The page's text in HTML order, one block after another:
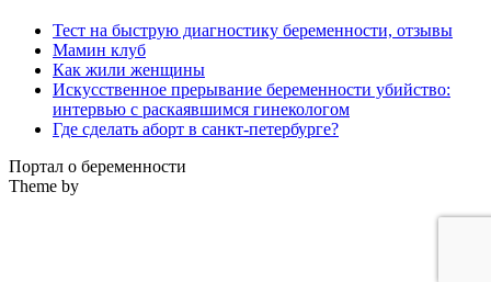
Тест на быструю диагностику беременности, отзывы
Мамин клуб
Как жили женщины
Искусственное прерывание беременности убийство:
интервью с раскаявшимся гинекологом
Где сделать аборт в санкт-петербурге?
Портал о беременности
Theme by